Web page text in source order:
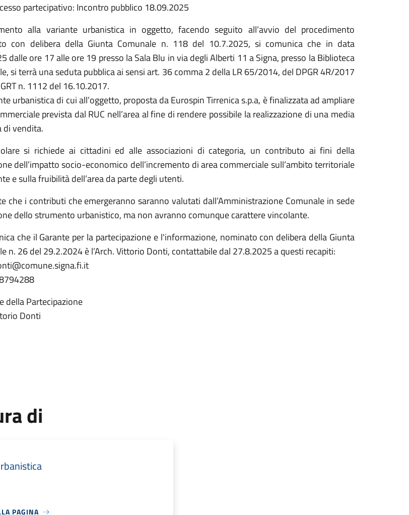
partecipativo: Incontro pubblico 18.09.2025
alla variante urbanistica in oggetto, facendo seguito all’avvio del procedimento
con delibera della Giunta Comunale n. 118 del 10.7.2025, si comunica che in data
dalle ore 17 alle ore 19 presso la Sala Blu in via degli Alberti 11 a Signa, presso la Biblioteca
si terrà una seduta pubblica ai sensi art. 36 comma 2 della LR 65/2014, del DPGR 4R/2017
n. 1112 del 16.10.2017.
urbanistica di cui all’oggetto, proposta da Eurospin Tirrenica s.p.a, è finalizzata ad ampliare
prevista dal RUC nell’area al fine di rendere possibile la realizzazione di una media
vendita.
si richiede ai cittadini ed alle associazioni di categoria, un contributo ai fini della
dell’impatto socio-economico dell’incremento di area commerciale sull’ambito territoriale
e sulla fruibilità dell’area da parte degli utenti.
che i contributi che emergeranno saranno valutati dall’Amministrazione Comunale in sede
dello strumento urbanistico, ma non avranno comunque carattere vincolante.
che il Garante per la partecipazione e l'informazione, nominato con delibera della Giunta
n. 26 del 29.2.2024 è l’Arch. Vittorio Donti, contattabile dal 27.8.2025 a questi recapiti:
della Partecipazione
Donti
di
PAGINA